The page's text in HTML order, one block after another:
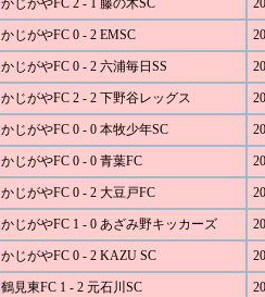
かじがやFC 2 - 1 藤の木SC
かじがやFC 0 - 2 EMSC
かじがやFC 0 - 2 六浦毎日SS
かじがやFC 2 - 2 下野谷レッグス
かじがやFC 0 - 0 本牧少年SC
かじがやFC 0 - 0 青葉FC
かじがやFC 0 - 2 大豆戸FC
かじがやFC 1 - 0 あざみ野キッカーズ
かじがやFC 0 - 2 KAZU SC
鶴見東FC 1 - 2 元石川SC